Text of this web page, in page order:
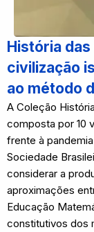
História
civilização
ao método
A Coleção
composta por 10
frente à
Sociedade
considerar a
aproximações
Educação
constitutivos dos